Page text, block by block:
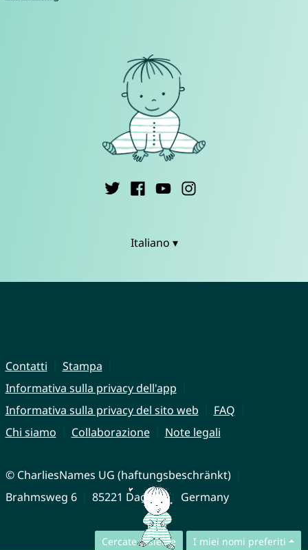
Cercate insieme I miei nomi preferiti
Italiano ▾
Contatti
Stampa
Informativa sulla privacy dell'app
Informativa sulla privacy del sito web
FAQ
Chi siamo
Collaborazione Note legali
© CharliesNames UG (haftungsbeschränkt)
Brahmsweg 6
85221 Dachau Germany